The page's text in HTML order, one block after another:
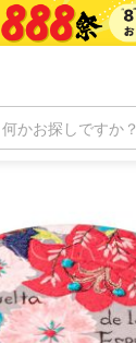
何かお探しですか？